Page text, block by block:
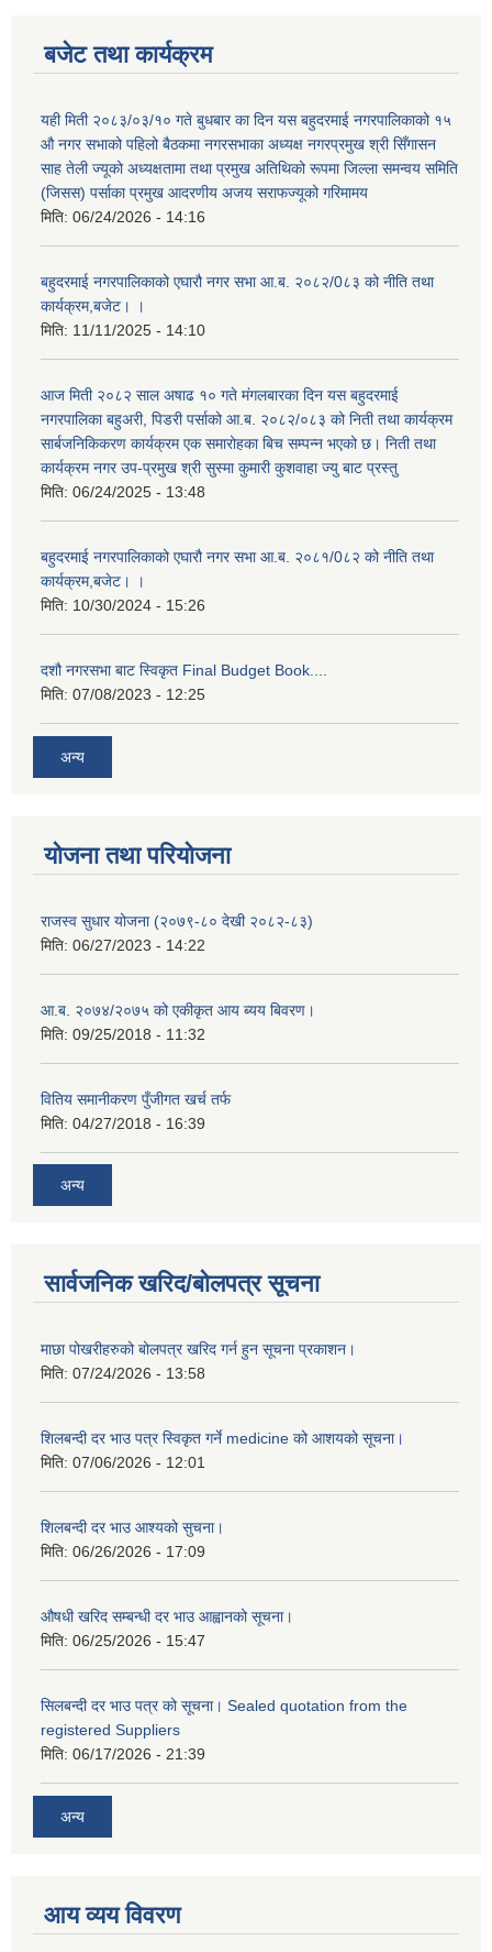
बजेट तथा कार्यक्रम
यही मिती २०८३/०३/१० गते बुधबार का दिन यस बहुदरमाई नगरपालिकाको १५
औ नगर सभाको पहिलो बैठकमा नगरसभाका अध्यक्ष नगरप्रमुख श्री सिँगासन
साह तेली ज्यूको अध्यक्षतामा तथा प्रमुख अतिथिको रूपमा जिल्ला समन्वय समिति
(जिसस) पर्साका प्रमुख आदरणीय अजय सराफज्यूको गरिमामय
मिति: 06/24/2026 - 14:16
बहुदरमाई नगरपालिकाको एघारौ नगर सभा आ.ब. २०८२/0८३ को नीति तथा
कार्यक्रम,बजेट। ।
मिति: 11/11/2025 - 14:10
आज मिती २०८२ साल अषाढ १० गते मंगलबारका दिन यस बहुदरमाई
नगरपालिका बहुअरी, पिडरी पर्साको आ.ब. २०८२/०८३ को निती तथा कार्यक्रम
सार्बजनिकिकरण कार्यक्रम एक समारोहका बिच सम्पन्न भएको छ। निती तथा
कार्यक्रम नगर उप-प्रमुख श्री सुस्मा कुमारी कुशवाहा ज्यु बाट प्रस्तु
मिति: 06/24/2025 - 13:48
बहुदरमाई नगरपालिकाको एघारौ नगर सभा आ.ब. २०८१/0८२ को नीति तथा
कार्यक्रम,बजेट। ।
मिति: 10/30/2024 - 15:26
दशौ नगरसभा बाट स्विकृत Final Budget Book....
मिति: 07/08/2023 - 12:25
अन्य
योजना तथा परियोजना
राजस्व सुधार योजना (२०७९-८० देखी २०८२-८३)
मिति: 06/27/2023 - 14:22
आ.ब. २०७४/२०७५ को एकीकृत आय ब्यय बिवरण।
मिति: 09/25/2018 - 11:32
वितिय समानीकरण पुँजीगत खर्च तर्फ
मिति: 04/27/2018 - 16:39
अन्य
सार्वजनिक खरिद/बोलपत्र सूचना
माछा पोखरीहरुको बोलपत्र खरिद गर्न हुन सूचना प्रकाशन।
मिति: 07/24/2026 - 13:58
शिलबन्दी दर भाउ पत्र स्विकृत गर्ने medicine को आशयको सूचना।
मिति: 07/06/2026 - 12:01
शिलबन्दी दर भाउ आश्यको सुचना।
मिति: 06/26/2026 - 17:09
औषधी खरिद सम्बन्धी दर भाउ आह्वानको सूचना।
मिति: 06/25/2026 - 15:47
सिलबन्दी दर भाउ पत्र को सूचना। Sealed quotation from the
registered Suppliers
मिति: 06/17/2026 - 21:39
अन्य
आय व्यय विवरण